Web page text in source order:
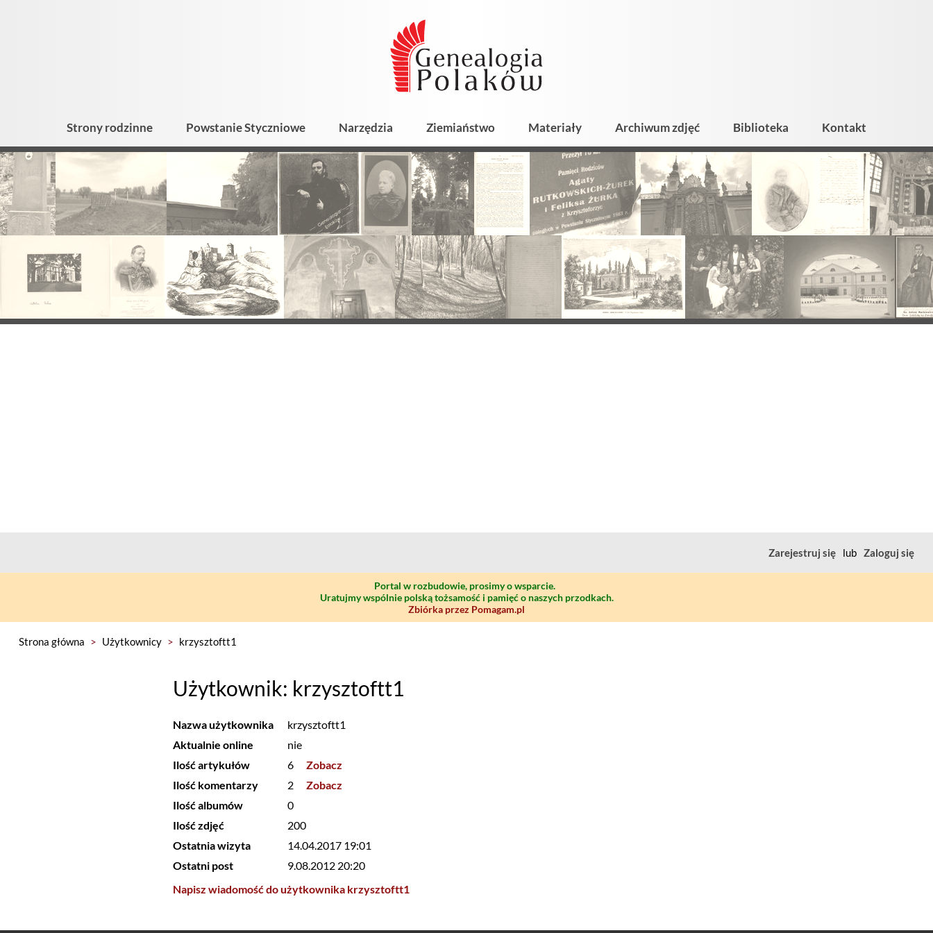
Strony rodzinne Powstanie Styczniowe Narzędzia Ziemiaństwo Materiały Archiwum zdjęć Biblioteka Kontakt
Zarejestruj się lub Zaloguj się
Portal w rozbudowie, prosimy o wsparcie.
Uratujmy wspólnie polską tożsamość i pamięć o naszych przodkach.
Zbiórka przez Pomagam.pl
Strona główna > Użytkownicy > krzysztoftt1
Użytkownik: krzysztoftt1
Nazwa użytkownika
krzysztoftt1
Aktualnie online
nie
Ilość artykułów
6
Zobacz
Ilość komentarzy
2
Zobacz
Ilość albumów
0
Ilość zdjęć
200
Ostatnia wizyta
14.04.2017 19:01
Ostatni post
9.08.2012 20:20
Napisz wiadomość do użytkownika krzysztoftt1